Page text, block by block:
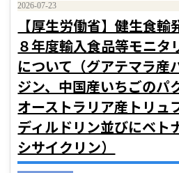
2026-07-23
【厚生労働省】健生食
８年度輸入食品等モニタ
について（グアテマラ産
ジン、中国産いちごのパ
オーストラリア産トリュ
ディルドリン並びにベト
シサイクリン）